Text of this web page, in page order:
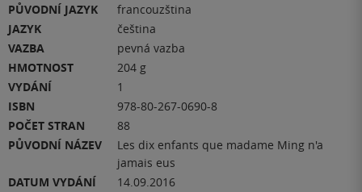
PŮVODNÍ JAZYK
francouzština
JAZYK
čeština
VAZBA
pevná vazba
HMOTNOST
204 g
VYDÁNÍ
1
ISBN
978-80-267-0690-8
POČET STRAN
88
PŮVODNÍ NÁZEV
Les dix enfants que madame Ming n'a
jamais eus
DATUM VYDÁNÍ
14.09.2016